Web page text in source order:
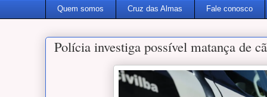
Quem somos Cruz das Almas Fale conosco
Polícia investiga possível matança de